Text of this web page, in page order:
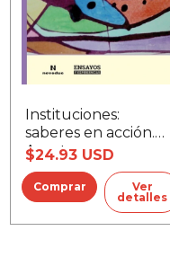
Instituciones:
saberes en acción.
Aportes para un
pensamiento clínico,
Las
$24.93 USD
Ver
detalles